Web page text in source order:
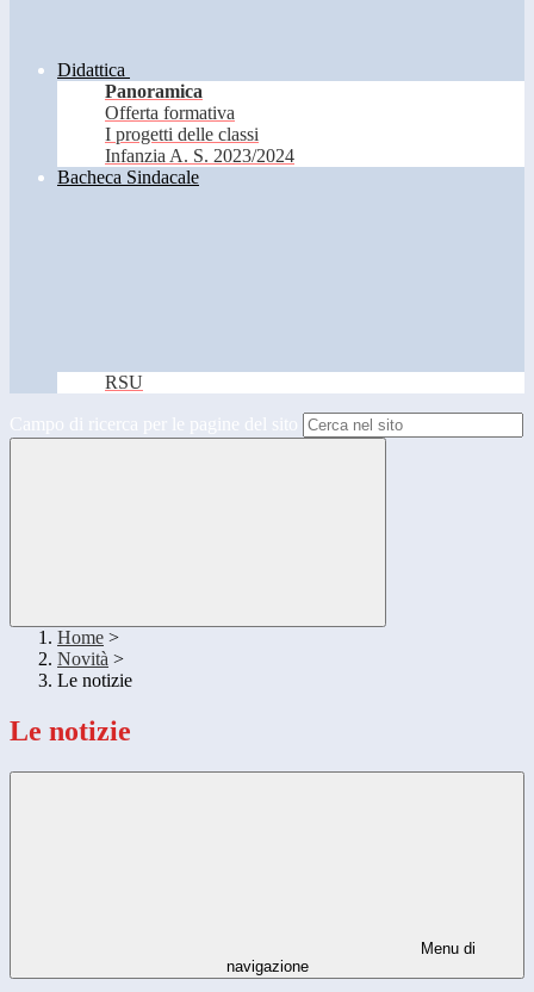
Didattica
Panoramica
Offerta formativa
I progetti delle classi
Infanzia A. S. 2023/2024
Bacheca Sindacale
RSU
Campo di ricerca per le pagine del sito
Home >
Novità >
Le notizie
Le notizie
Menu di
navigazione